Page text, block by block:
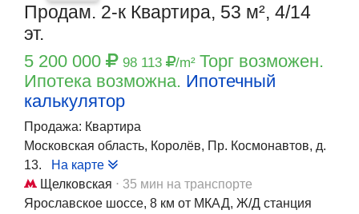
Продам. 2-к Квартира, 53 м², 4/14
эт.
5 200 000 98 113 /m² Торг возможен.
Ипотека возможна. Ипотечный
калькулятор
Продажа: Квартира
Московская область, Королёв, Пр. Космонавтов, д.
13.
На карте
Щелковская ⋅ 35 мин на транспорте
Ярославское шоссе, 8 км от МКАД, Ж/Д станция